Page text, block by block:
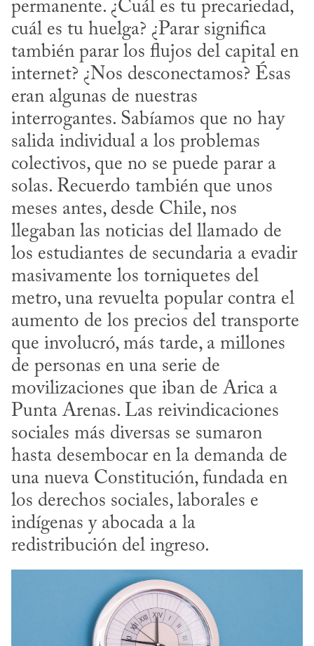
permanente. ¿Cuál es tu precariedad,
cuál es tu huelga? ¿Parar significa
también parar los flujos del capital en
internet? ¿Nos desconectamos? Ésas
eran algunas de nuestras
interrogantes. Sabíamos que no hay
salida individual a los problemas
colectivos, que no se puede parar a
solas. Recuerdo también que unos
meses antes, desde Chile, nos
llegaban las noticias del llamado de
los estudiantes de secundaria a evadir
masivamente los torniquetes del
metro, una revuelta popular contra el
aumento de los precios del transporte
que involucró, más tarde, a millones
de personas en una serie de
movilizaciones que iban de Arica a
Punta Arenas. Las reivindicaciones
sociales más diversas se sumaron
hasta desembocar en la demanda de
una nueva Constitución, fundada en
los derechos sociales, laborales e
indígenas y abocada a la
redistribución del ingreso.